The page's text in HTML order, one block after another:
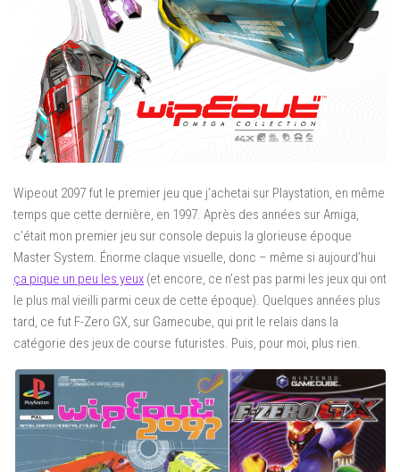
Wipeout 2097 fut le premier jeu que j’achetai sur Playstation, en même
temps que cette dernière, en 1997. Après des années sur Amiga,
c’était mon premier jeu sur console depuis la glorieuse époque
Master System. Énorme claque visuelle, donc – même si aujourd’hui
ça pique un peu les yeux (et encore, ce n’est pas parmi les jeux qui ont
le plus mal vieilli parmi ceux de cette époque). Quelques années plus
tard, ce fut F-Zero GX, sur Gamecube, qui prit le relais dans la
catégorie des jeux de course futuristes. Puis, pour moi, plus rien.